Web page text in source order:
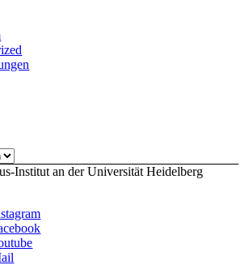
Institut an der Universität Heidelberg